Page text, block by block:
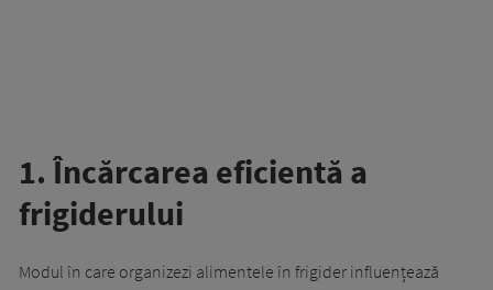
1. Încărcarea eficientă a
frigiderului
Modul în care organizezi alimentele în frigider influențează